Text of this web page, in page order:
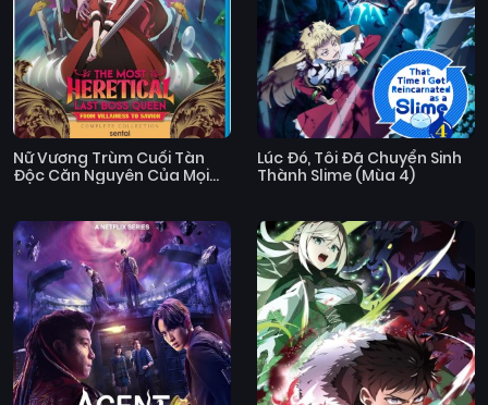
Nữ Vương Trùm Cuối Tàn
Độc Căn Nguyên Của Mọi
Lúc Đó, Tôi Đã Chuyển Sinh
Thành Slime (Mùa 4)